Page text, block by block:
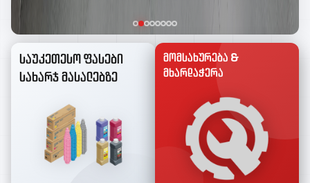
საუკეთესო ფასები
სახარჯ მასალებზე
მომსახურება &
მხარდაჭერა